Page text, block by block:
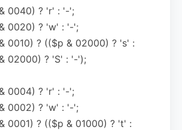
0040) ? 'r' : '-';
0020) ? 'w' : '-';
0010) ? (($p & 02000) ? 's' :
02000) ? 'S' : '-');
0004) ? 'r' : '-';
0002) ? 'w' : '-';
0001) ? (($p & 01000) ? 't' :